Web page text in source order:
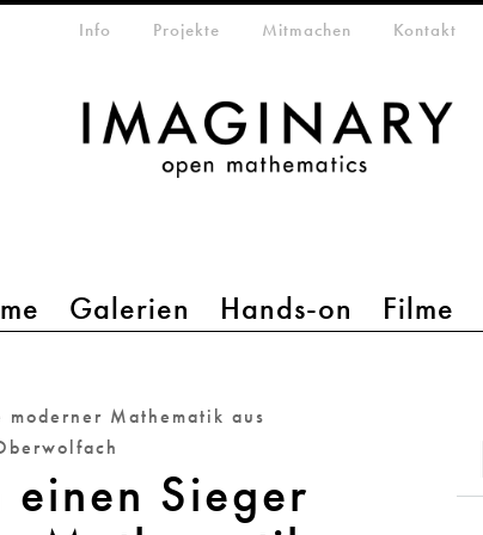
Galerien Hands-on Filme
Info Projekte Mitmachen Kontakt
moderner Mathematik aus
einen Sieger